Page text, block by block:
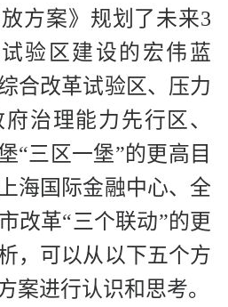
方案》规划了未来3
验区建设的宏伟蓝
合改革试验区、压力
治理能力先行区、
“三区一堡”的更高目
海国际金融中心、全
改革“三个联动”的更
，可以从以下五个方
案进行认识和思考。